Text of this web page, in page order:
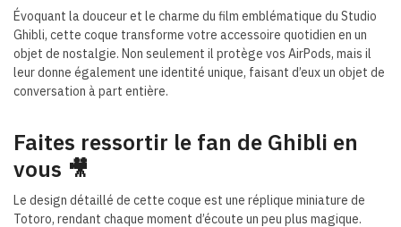
Évoquant la douceur et le charme du film emblématique du Studio
Ghibli, cette coque transforme votre accessoire quotidien en un
objet de nostalgie. Non seulement il protège vos AirPods, mais il
leur donne également une identité unique, faisant d’eux un objet de
conversation à part entière.
Faites ressortir le fan de Ghibli en
vous 🎥
Le design détaillé de cette coque est une réplique miniature de
Totoro, rendant chaque moment d’écoute un peu plus magique.